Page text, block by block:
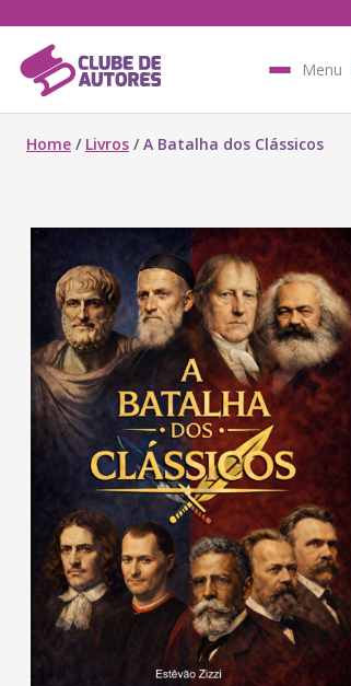
Menu
Home / Livros /A Batalha dos Clássicos